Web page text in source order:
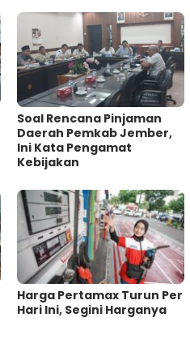
‎Soal Rencana Pinjaman
Daerah Pemkab Jember,
Ini Kata Pengamat
Kebijakan ‎
Harga Pertamax Turun Per
Hari Ini, Segini Harganya